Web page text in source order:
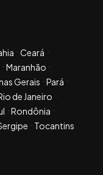
Ceará
Maranhão
Gerais
Pará
de Janeiro
Rondônia
Tocantins